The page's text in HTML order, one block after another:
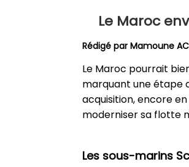
Le Maroc
Rédigé parMamoune
Le Maroc pourrait
marquant une étape
acquisition, encore
moderniser sa flotte
Les sous-marins